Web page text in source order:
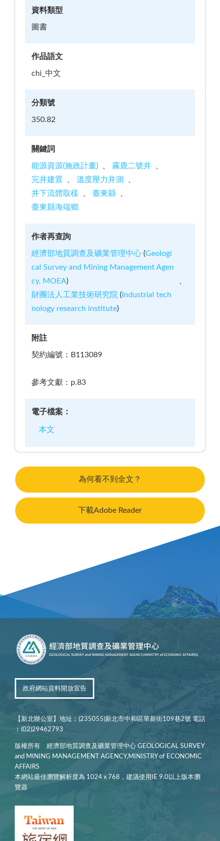
資料類型
圖書
作品語文
chi_中文
分類號
350.82
關鍵詞
能源資源(施政計畫)
霧鹿二號井
完井建置
溫度壓力井測
井下流體取樣
臺東縣
臺東縣海端鄉
作者再查詢
經濟部地質調查及礦業管理中心(Geologi
cal Survey and Mining Management Agen
cy, MOEA)
財團法人工業技術研究院(Industrial tech
nology research institute)
附註
契約編號：B113089
參考文獻：p.83
電子檔案：
本文
為何看不到全文？
下載Adobe Reader
政府網站資料開放宣告
【新北辦公室】地址︰(235055)新北市中和區華新街109巷2號 電話
︰(02)29462793
版權所有 經濟部地質調查及礦業管理中心 GEOLOGICAL SURVEY
and MINING MANAGEMENT AGENCY,MINISTRY of ECONOMIC
AFFAIRS
本網站最佳瀏覽解析度為 1024 x 768，建議使用IE 9.0以上版本瀏
覽器